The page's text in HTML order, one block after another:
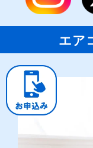
エア